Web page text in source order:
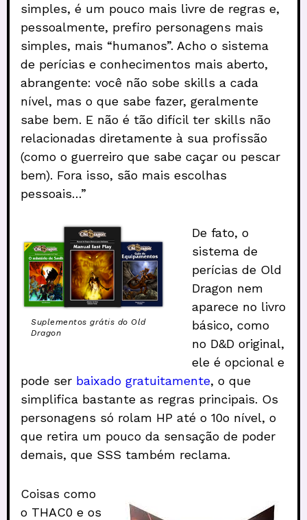
simples, é um pouco mais livre de regras e,
pessoalmente, prefiro personagens mais
simples, mais “humanos”. Acho o sistema
de perícias e conhecimentos mais aberto,
abrangente: você não sobe skills a cada
nível, mas o que sabe fazer, geralmente
sabe bem. E não é tão difícil ter skills não
relacionadas diretamente à sua profissão
(como o guerreiro que sabe caçar ou pescar
bem). Fora isso, são mais escolhas
pessoais…”
Suplementos grátis do Old
Dragon
De fato, o
sistema de
perícias de Old
Dragon nem
aparece no livro
básico, como
no D&D original,
ele é opcional e
pode ser baixado gratuitamente, o que
simplifica bastante as regras principais. Os
personagens só rolam HP até o 10o nível, o
que retira um pouco da sensação de poder
demais, que SSS também reclama.
Coisas como
o THAC0 e os